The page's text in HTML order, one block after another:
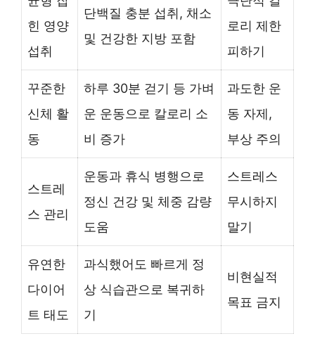
힌 영양
섭취
단백질 충분 섭취, 채소
및 건강한 지방 포함
로리 제한
피하기
꾸준한
신체 활
동
하루 30분 걷기 등 가벼
운 운동으로 칼로리 소
비 증가
과도한 운
동 자제,
부상 주의
스트레
스 관리
운동과 휴식 병행으로
정신 건강 및 체중 감량
도움
스트레스
무시하지
말기
유연한
다이어
트 태도
과식했어도 빠르게 정
상 식습관으로 복귀하
기
비현실적
목표 금지